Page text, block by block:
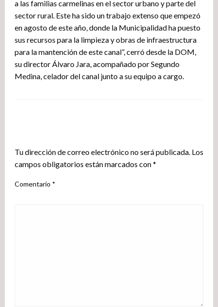
a las familias carmelinas en el sector urbano y parte del
sector rural. Este ha sido un trabajo extenso que empezó
en agosto de este año, donde la Municipalidad ha puesto
sus recursos para la limpieza y obras de infraestructura
para la mantención de este canal”, cerró desde la DOM,
su director Álvaro Jara, acompañado por Segundo
Medina, celador del canal junto a su equipo a cargo.
Tu dirección de correo electrónico no será publicada. Los
campos obligatorios están marcados con*
Comentario *